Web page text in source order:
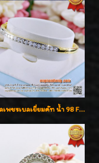
กำไลเพชรเบลเยี่ยมคัท น้ำ 98 F-Color/VVS เพชร 22 เม็ด น้ำหนักเพชรรวม 1.97 กะรัต ตัวเรือนตัน หนาแข็งแรง เพชรสวย ขาวจั๊ว ทุกเม็ด เล่นไฟ่วิ้งสุดๆค่ะ เปิดราคาโปรโมชั่น ถูกสุดๆค่ะ